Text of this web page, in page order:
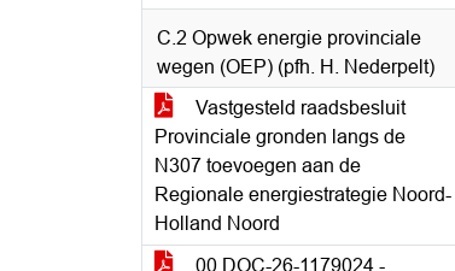
C.2 Opwek energie provinciale
wegen (OEP) (pfh. H. Nederpelt)
Vastgesteld raadsbesluit
Provinciale gronden langs de
N307 toevoegen aan de
Regionale energiestrategie Noord-
Holland Noord
00 DOC-26-1179024 -